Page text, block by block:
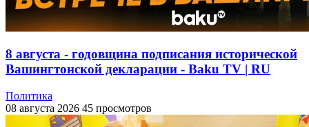
8 августа - годовщина подписания исторической
Вашингтонской декларации - Baku TV | RU
Политика
08 августа 2026 45 просмотров